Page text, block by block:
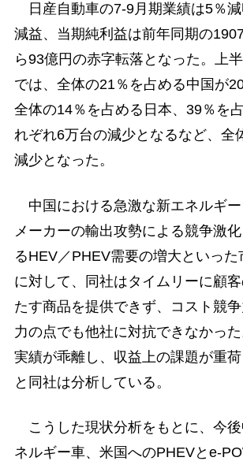
日産自動車の7-9月期業績は5％
減益、当期純利益は前年同期の
ら93億円の赤字転落となった。上
では、全体の21％を占める中国が
全体の14％を占める日本、39％を
れぞれ6万台の減少となるなど、全
減少となった。
中国における急激な新エネルギー
メーカーの輸出攻勢による競争激
るHEV／PHEV需要の増大といっ
に対して、同社はタイムリーに顧
たす商品を提供できず、コスト競
力の点でも他社に対抗できなかっ
実績が乖離し、収益上の課題が重
と同社は分析している。
こうした現状分析をもとに、今
ネルギー車、米国へのPHEVとe-